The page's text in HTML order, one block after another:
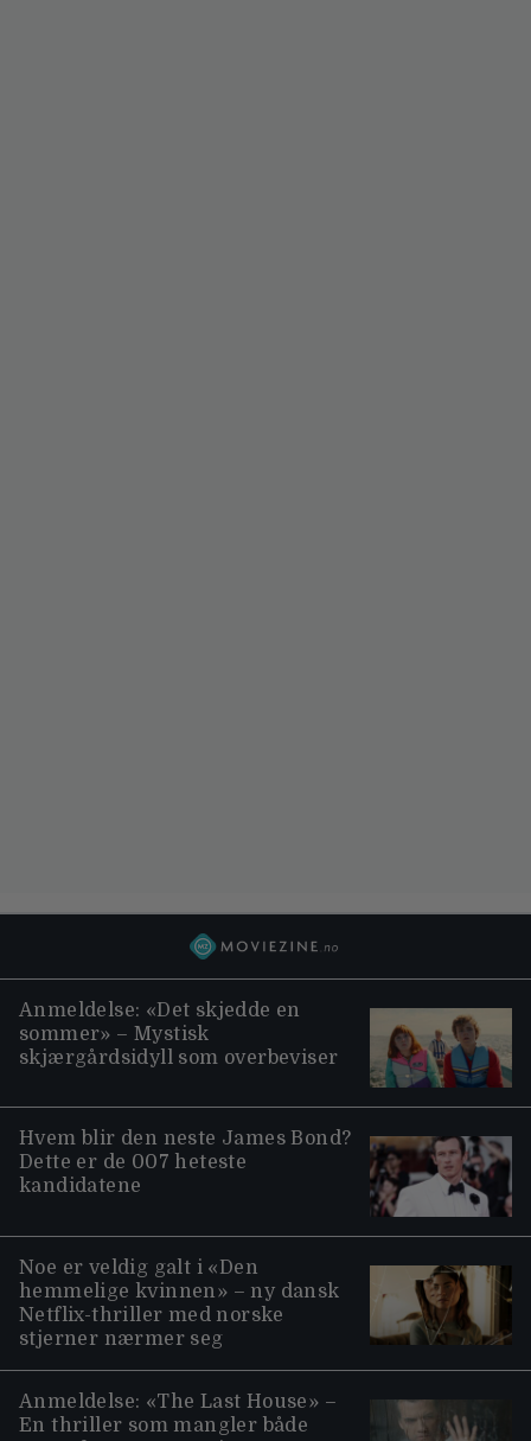
Anmeldelse: «Det skjedde en
sommer» – Mystisk
skjærgårdsidyll som overbeviser
Hvem blir den neste James Bond?
Dette er de 007 heteste
kandidatene
Noe er veldig galt i «Den
hemmelige kvinnen» – ny dansk
Netflix-thriller med norske
stjerner nærmer seg
Anmeldelse: «The Last House» –
En thriller som mangler både